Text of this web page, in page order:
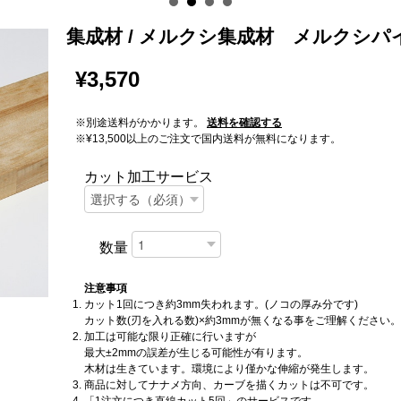
集成材 / メルクシ集成材 メルクシパ
¥3,570
※別途送料がかかります。
送料を確認する
※¥13,500以上のご注文で国内送料が無料になります。
カット加工サービス
数量
注意事項
カット1回につき約3mm失われます。(ノコの厚み分です)
カット数(刃を入れる数)×約3mmが無くなる事をご理解ください。
加工は可能な限り正確に行いますが
最大±2mmの誤差が生じる可能性が有ります。
木材は生きています。環境により僅かな伸縮が発生します。
商品に対してナナメ方向、カーブを描くカットは不可です。